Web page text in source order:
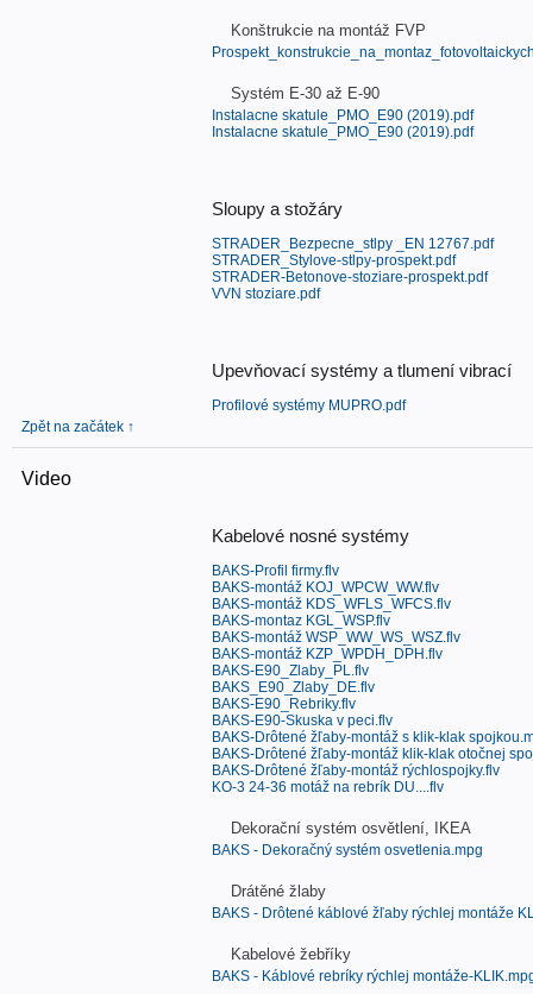
Konštrukcie na montáž FVP
Systém E-30 až E-90
Instalacne skatule_PMO_E90 (2019).pdf
Instalacne skatule_PMO_E90 (2019).pdf
Sloupy a stožáry
STRADER_Bezpecne_stlpy _EN 12767.pdf
STRADER_Stylove-stlpy-prospekt.pdf
STRADER-Betonove-stoziare-prospekt.pdf
VVN stoziare.pdf
Upevňovací systémy a tlumení vibrací
Profilové systémy MUPRO.pdf
Zpět na začátek ↑
Video
Kabelové nosné systémy
BAKS-Profil firmy.flv
BAKS-montáž KOJ_WPCW_WW.flv
BAKS-montáž KDS_WFLS_WFCS.flv
BAKS-montaz KGL_WSP.flv
BAKS-montáž WSP_WW_WS_WSZ.flv
BAKS-montáž KZP_WPDH_DPH.flv
BAKS-E90_Zlaby_PL.flv
BAKS_E90_Zlaby_DE.flv
BAKS-E90_Rebriky.flv
BAKS-E90-Skuska v peci.flv
BAKS-Drôtené žľaby-montáž s klik-klak
BAKS-Drôtené žľaby-montáž klik-klak otočnej
BAKS-Drôtené žľaby-montáž rýchlospojky.flv
KO-3 24-36 motáž na rebrík DU....flv
Dekorační systém osvětlení, IKEA
BAKS - Dekoračný systém osvetlenia.mpg
Drátěné žlaby
BAKS - Drôtené káblové žľaby rýchlej montáže
Kabelové žebříky
BAKS - Káblové rebríky rýchlej montáže-